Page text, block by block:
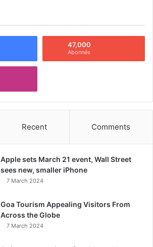
47,000
Abonnés
Recent Comments
Apple sets March 21 event, Wall Street
sees new, smaller iPhone
7 March 2024
Goa Tourism Appealing Visitors From
Across the Globe
7 March 2024